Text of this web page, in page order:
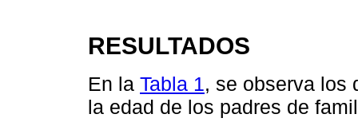
RESULTADOS
En la Tabla 1, se observa los
la edad de los padres de